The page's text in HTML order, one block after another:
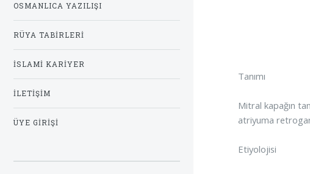
Tanımı
Mitral kapağın
atriyuma
Etiyolojisi
OSMANLICA YAZILIŞI
RÜYA TABIRLERI
İSLAMI KARIYER
İLETIŞIM
ÜYE GIRIŞI